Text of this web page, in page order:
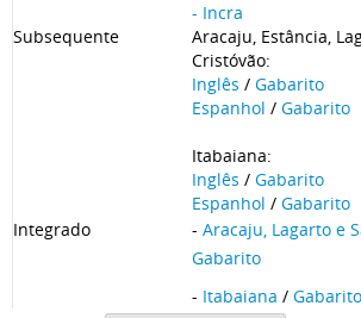
- Incra
Subsequente
Aracaju, Estância,
Cristóvão:
Inglês / Gabarito
Espanhol / Gabarito
Itabaiana:
Inglês / Gabarito
Espanhol / Gabarito
Integrado
- Aracaju, Lagarto e
Gabarito
- Itabaiana / Gabarito